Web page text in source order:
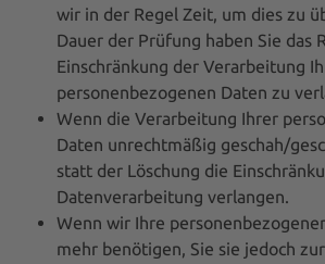
wir in der Regel Zeit, um dies zu
Dauer der Prüfung haben Sie das
Einschränkung der Verarbeitung
personenbezogenen Daten zu
Wenn die Verarbeitung Ihrer
Daten unrechtmäßig geschah/
statt der Löschung die
Datenverarbeitung verlangen.
Wenn wir Ihre
mehr benötigen, Sie sie jedoch